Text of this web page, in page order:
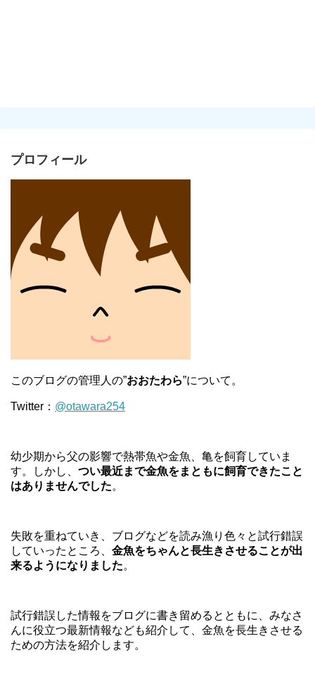
プロフィール
このブログの管理人の”おおたわら”について。
Twitter： @otawara254
幼少期から父の影響で熱帯魚や金魚、亀を飼育していま
す。しかし、 つい最近まで金魚をまともに飼育できたこと
はありませんでした。
失敗を重ねていき、ブログなどを読み漁り色々と試行錯誤
していったところ、 金魚をちゃんと長生きさせることが出
来るようになりました。
試行錯誤した情報をブログに書き留めるとともに、みなさ
んに役立つ最新情報なども紹介して、金魚を長生きさせる
ための方法を紹介します。